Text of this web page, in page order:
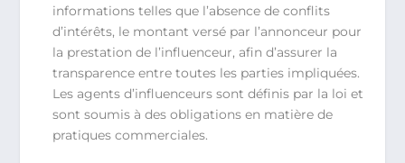
informations telles que l’absence de conflits
d’intérêts, le montant versé par l’annonceur pour
la prestation de l’influenceur, afin d’assurer la
transparence entre toutes les parties impliquées.
Les agents d’influenceurs sont définis par la loi et
sont soumis à des obligations en matière de
pratiques commerciales.